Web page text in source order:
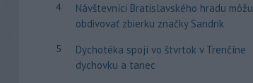
4
Návštevníci Bratislavského hradu môžu
obdivovať zbierku značky Sandrik
5
Dychotéka spojí vo štvrtok v Trenčíne
dychovku a tanec